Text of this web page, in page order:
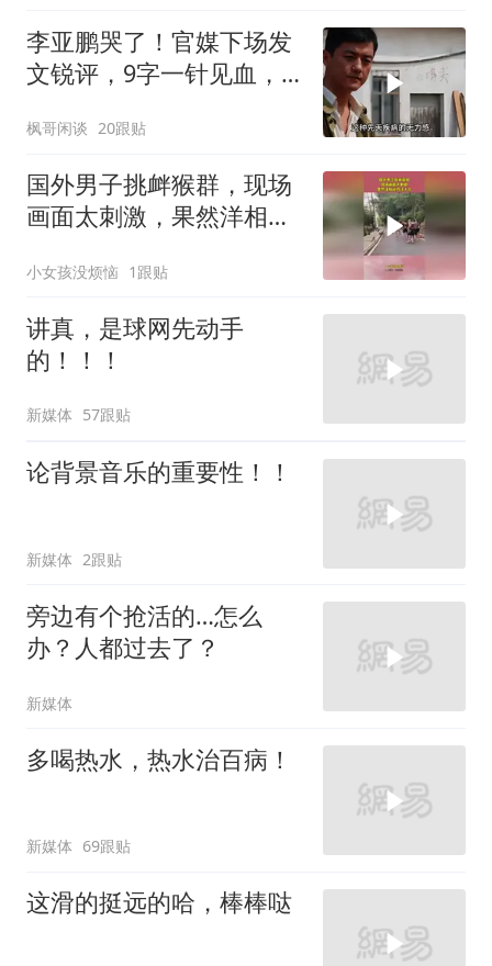
李亚鹏哭了！官媒下场发
文锐评，9字一针见血，
枫哥闲谈 20跟贴
国外男子挑衅猴群，现场
画面太刺激，果然洋相还
小女孩没烦恼 1跟贴
讲真，是球网先动手
的！！！
新媒体 57跟贴
论背景音乐的重要性！！
新媒体 2跟贴
旁边有个抢活的…怎么
办？人都过去了？
新媒体
多喝热水，热水治百病！
新媒体 69跟贴
这滑的挺远的哈，棒棒哒